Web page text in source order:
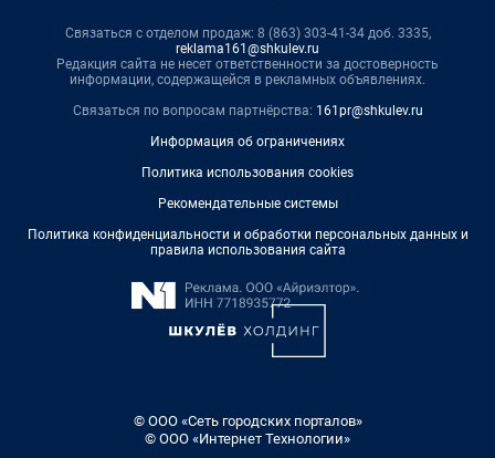
Связаться с отделом продаж: 8 (863) 303-41-34 доб. 3335,
reklama161@shkulev.ru
Редакция сайта не несет ответственности за достоверность
информации, содержащейся в рекламных объявлениях.
Связаться по вопросам партнёрства: 161pr@shkulev.ru
Информация об ограничениях
Политика использования cookies
Рекомендательные системы
Политика конфиденциальности и обработки персональных данных и
правила использования сайта
© ООО «Сеть городских порталов»
© ООО «Интернет Технологии»